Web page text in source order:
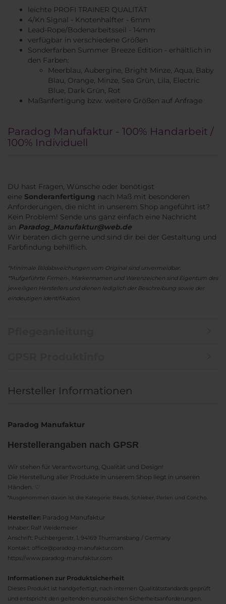
leichte PROFI TRAINER QUALITÄT
4/Kn Signal - Knotenhalfter - 6mm
Lead-Rope/Bodenarbeitsseil - 14mm
verfügbar in verschiedene Größen
Sonderfarben Summer Breeze Edition - erhältlich in
den Farben:
Meerblau, Aubergine, Bright Minze, Aqua, Baby
Blau, Orange, Minze, Sea Grün, Lila, Electric
Blue, Dark Grün, Rot
Maßanfertigung bzw. weitere Größen auf Anfrage
Paradog Manufaktur - 100% Handarbeit /
100% Individuell
DU hast Fragen, Wünsche oder benötigst
eine Sonderanfertigung nach Maß mit besonderen
Anforderungen, die nicht in unserem Shop angeführt ist?
Kein Problem! Sende uns ganz einfach eine Nachricht
an Paradog_Manufaktur@web.de
Wir beraten dich gerne und sind dir bei der Gestaltung und
Farbfindung behilflich.
*Minimale Bildabweichungen vom Original sind unvermeidbar.
**Aufgeführte Firmen-, Markennamen und Warenzeichen sind Eigentum des
jeweiligen Herstellers und dienen lediglich der Beschreibung sowie der
eindeutigen Identifikation.
Hersteller Informationen
Paradog Manufaktur
Herstellerangaben nach GPSR
Wir stehen für Verantwortung, Qualität und Design!
Die Herstellung aller Produkte in unserem Shop liegt in unseren
Händen. ♡
*Ausgenommen davon ist die Kategorie: Beads, Schieber, Perlen und Concho.
Hersteller: Paradog Manufaktur
Inhaber: Ralf Weidemeier
Anschrift: Puchbergerstr. 1, 94169 Thurmansbang / Germany
Kontakt: office@paradog-manufaktur.com
https://www.paradog-manufaktur.com
Informationen zur Produktsicherheit
Dieses Produkt ist handgefertigt, nach internen Qualitätsstandards geprüft
und entspricht den geltenden europäischen Sicherheitsanforderungen.